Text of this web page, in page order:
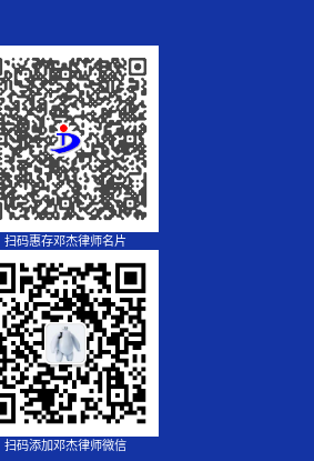
扫码惠存邓杰律师名片
扫码添加邓杰律师微信